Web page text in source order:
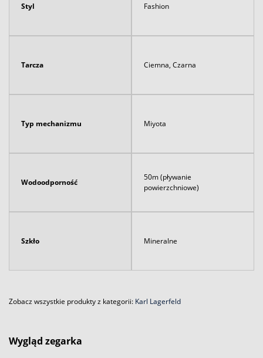
Styl Fashion
Tarcza Ciemna, Czarna
Typ mechanizmu Miyota
Wodoodporność
50m (pływanie
powierzchniowe)
Szkło Mineralne
Zobacz wszystkie produkty z kategorii: Karl Lagerfeld
Wygląd zegarka